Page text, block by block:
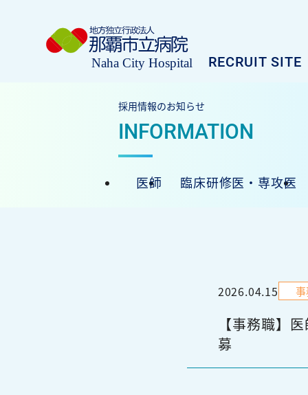
RECRUIT SITE
募集職種
ボイス＆トーク
那覇市立病院メインサイト
採用情報のお知らせ
医師 臨床研修医・専攻医
2026.04.15
【事務職】
募